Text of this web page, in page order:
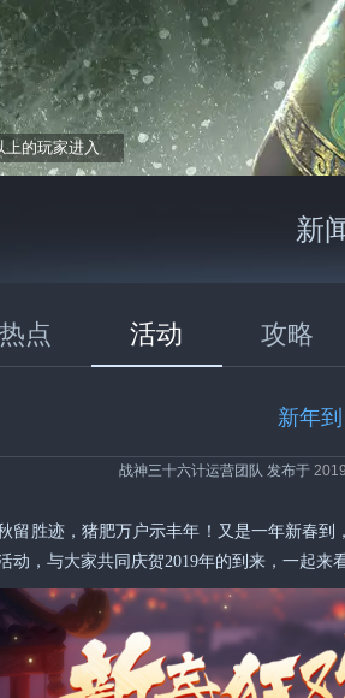
上的玩家进入
新
热点 活动 攻略
新年
战神三十六计运营团队 发布于
留胜迹，猪肥万户示丰年！又是一年新春
动，与大家共同庆贺2019年的到来，一起来